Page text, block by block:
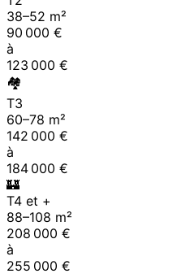
38–52 m²
90 000 €
à
123 000 €
🏘
T3
60–78 m²
142 000 €
à
184 000 €
🏰
T4 et +
88–108 m²
208 000 €
à
255 000 €